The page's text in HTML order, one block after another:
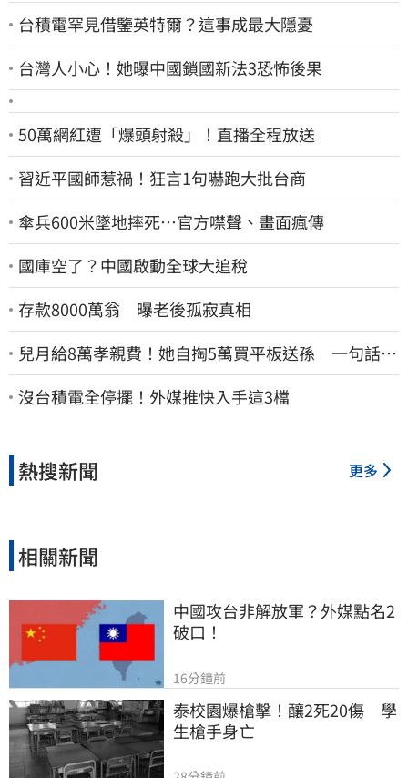
台積電罕見借鑒英特爾？這事成最大隱憂
台灣人小心！她曝中國鎖國新法3恐怖後果
50萬網紅遭「爆頭射殺」！直播全程放送
習近平國師惹禍！狂言1句嚇跑大批台商
傘兵600米墜地摔死…官方噤聲、畫面瘋傳
國庫空了？中國啟動全球大追稅
存款8000萬翁 曝老後孤寂真相
兒月給8萬孝親費！她自掏5萬買平板送孫 一句話愣
原地「傷心不已」
沒台積電全停擺！外媒推快入手這3檔
熱搜新聞 更多
相關新聞
中國攻台非解放軍？外媒點名2
破口！
16分鐘前
泰校園爆槍擊！釀2死20傷　學
生槍手身亡